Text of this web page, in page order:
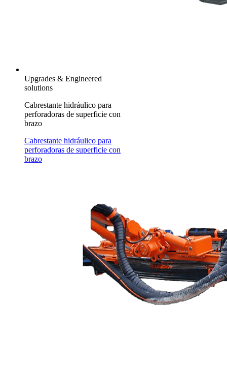
Upgrades & Engineered
solutions
Cabrestante hidráulico para
perforadoras de superficie con
brazo
Cabrestante hidráulico para
perforadoras de superficie con
brazo